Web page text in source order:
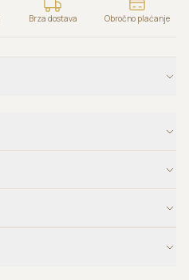
Brza dostava Obročno plaćanje